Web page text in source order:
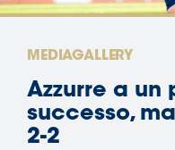
MEDIAGALLERY
Azzurre a un
successo,
2-2